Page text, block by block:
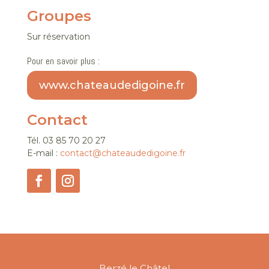
Groupes
Sur réservation
Pour en savoir plus :
www.chateaudedigoine.fr
Contact
Tél. 03 85 70 20 27
E-mail : contact@chateaudedigoine.fr